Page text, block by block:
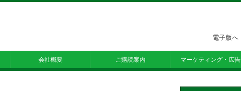
会社概要 ご購読案内 マーケティング・広告
電子版へ